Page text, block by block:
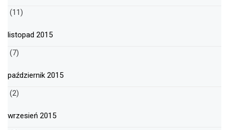
(11)
listopad 2015
(7)
październik 2015
(2)
wrzesień 2015